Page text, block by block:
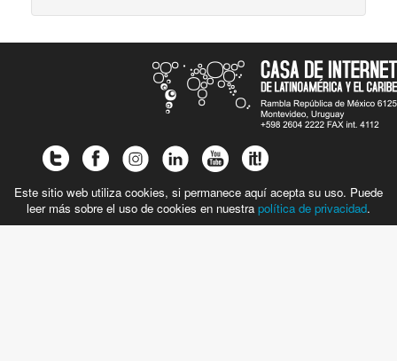
Este sitio web utiliza cookies, si permanece aquí acepta su uso. Puede
leer más sobre el uso de cookies en nuestra política de privacidad.